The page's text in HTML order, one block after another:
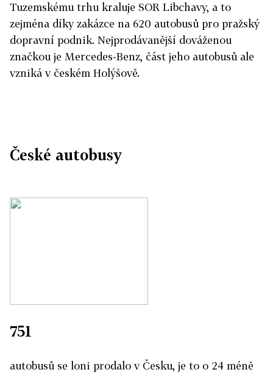
Tuzemskému trhu kraluje SOR Libchavy, a to
zejména díky zakázce na 620 autobusů pro pražský
dopravní podnik. Nejprodávanější dováženou
značkou je Mercedes-Benz, část jeho autobusů ale
vzniká v českém Holýšově.
České autobusy
751
autobusů se loni prodalo v Česku, je to o 24 méně